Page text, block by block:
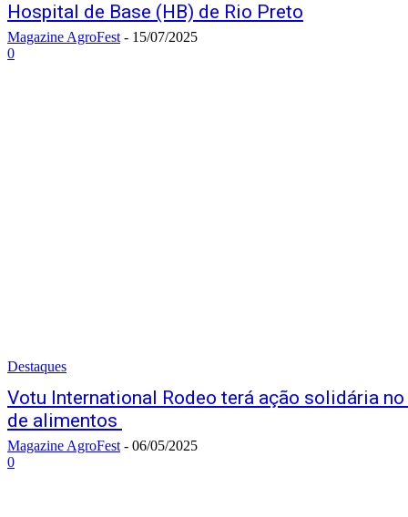
Hospital de Base (HB) de Rio Preto
Magazine AgroFest - 15/07/2025
0
Destaques
Votu International Rodeo terá ação solidária
de alimentos
Magazine AgroFest - 06/05/2025
0